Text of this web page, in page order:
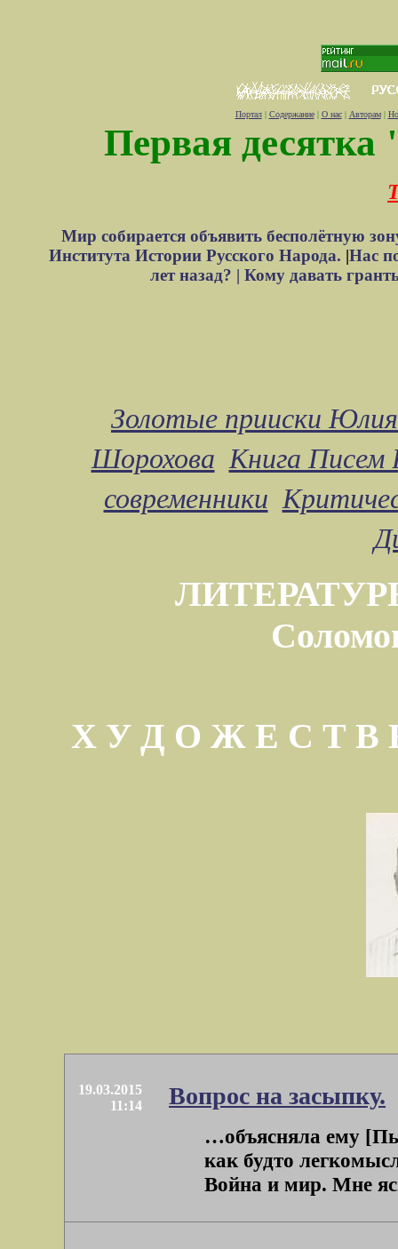
Портал| Содержание| О нас| Авторам|
Первая десятка
Мир собирается объявить бесполётную
Института Истории Русского Народа. |Нас
лет назад? | Кому давать
Золотые прииски
Шорохова Книга Писем
современники
Х У Д О Ж Е С Т
19.03.2015
11:14
Вопрос на засыпку.
…объясняла ему
как будто
Война и мир. Мне